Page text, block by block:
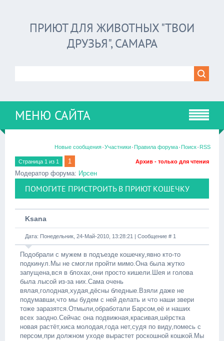
ПРИЮТ ДЛЯ ЖИВОТНЫХ "ТВОИ
ДРУЗЬЯ", САМАРА
МЕНЮ САЙТА
Новые сообщения·Участники·Правила форума·Поиск·RSS
Страница 1 из 1 1 Архив - только для чтения
Модератор форума: Ирсен
ПОМОГИТЕ ПРИСТРОИТЬ В ПРИЮТ КОШЕЧКУ
Ksana
Дата: Понедельник, 24-Май-2010, 13:28:21 | Сообщение # 1
Подобрали с мужем в подъезде кошечку,явно кто-то
подкинул.Мы не смогли пройти мимо.Она была жутко
запущена,вся в блохах,они просто кишели.Шея и голова
была лысой из-за них.Сама очень
вялая,голодная,худая,дёсны бледные.Взяли даже не
подумавши,что мы будем с ней делать и что наши звери
тоже заразятся.Отмыли,обработали Барсом,её и наших
всех заодно.Сейчас она подвижная,красивая,шёрстка
новая растёт,киса молодая,года нет,судя по виду,помесь с
персом,при должном уходе вырастет роскошной кошкой.Мы